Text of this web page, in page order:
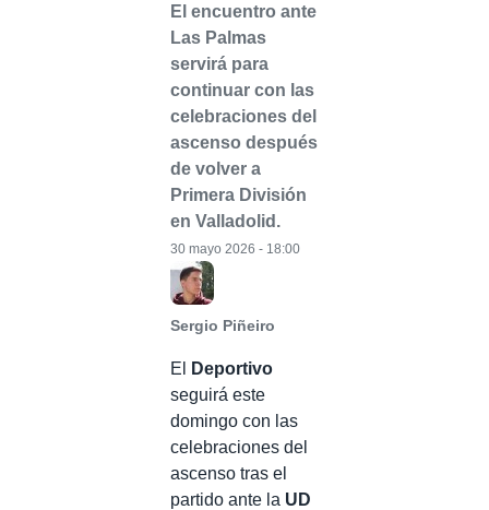
El encuentro ante
Las Palmas
servirá para
continuar con las
celebraciones del
ascenso después
de volver a
Primera División
en Valladolid.
Sergio Piñeiro
30 mayo 2026 - 18:00
El
Deportivo
seguirá este
domingo con las
celebraciones del
ascenso tras el
partido ante la UD